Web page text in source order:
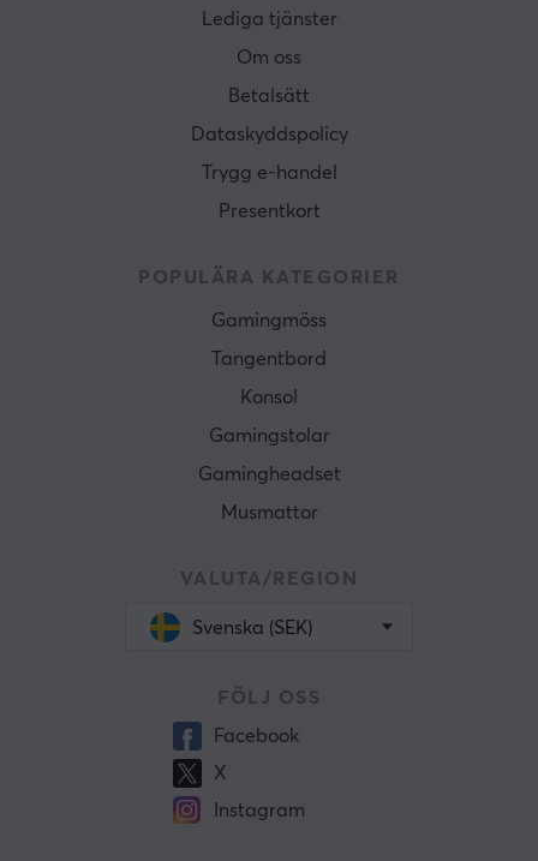
Lediga tjänster
Om oss
Betalsätt
Dataskyddspolicy
Trygg e-handel
Presentkort
POPULÄRA KATEGORIER
Gamingmöss
Tangentbord
Konsol
Gamingstolar
Gamingheadset
Musmattor
VALUTA/REGION
Svenska (SEK)
FÖLJ OSS
Facebook
X
Instagram